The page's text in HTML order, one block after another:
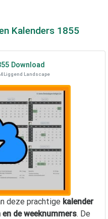
Kalenders 1855
Download
Liggend Landscape
deze prachtige kalender
de weeknummers. De